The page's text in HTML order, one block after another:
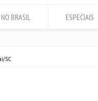
NO BRASIL ESPECIAIS
SC